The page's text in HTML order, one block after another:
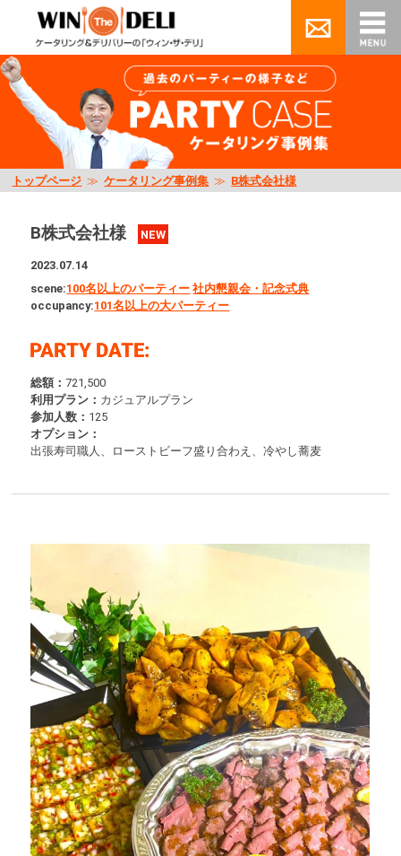
トップページ ≫ケータリング事例集 ≫ B株式会社様
B株式会社様 NEW
2023.07.14
scene:100名以上のパーティー 社内懇親会・記念式典
occupancy:101名以上の大パーティー
総額：721,500
利用プラン： カジュアルプラン
参加人数： 125
オプション：
出張寿司職人、ローストビーフ盛り合わえ、冷やし蕎麦